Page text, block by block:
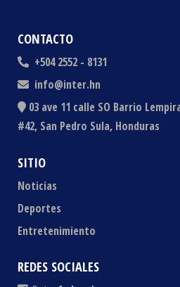
CONTACTO
+504 2552 - 8131
info@inter.hn
03 ave 11 calle SO Barrio
#42, San Pedro Sula, Honduras
SITIO
Noticias
Deportes
Entretenimiento
REDES SOCIALES